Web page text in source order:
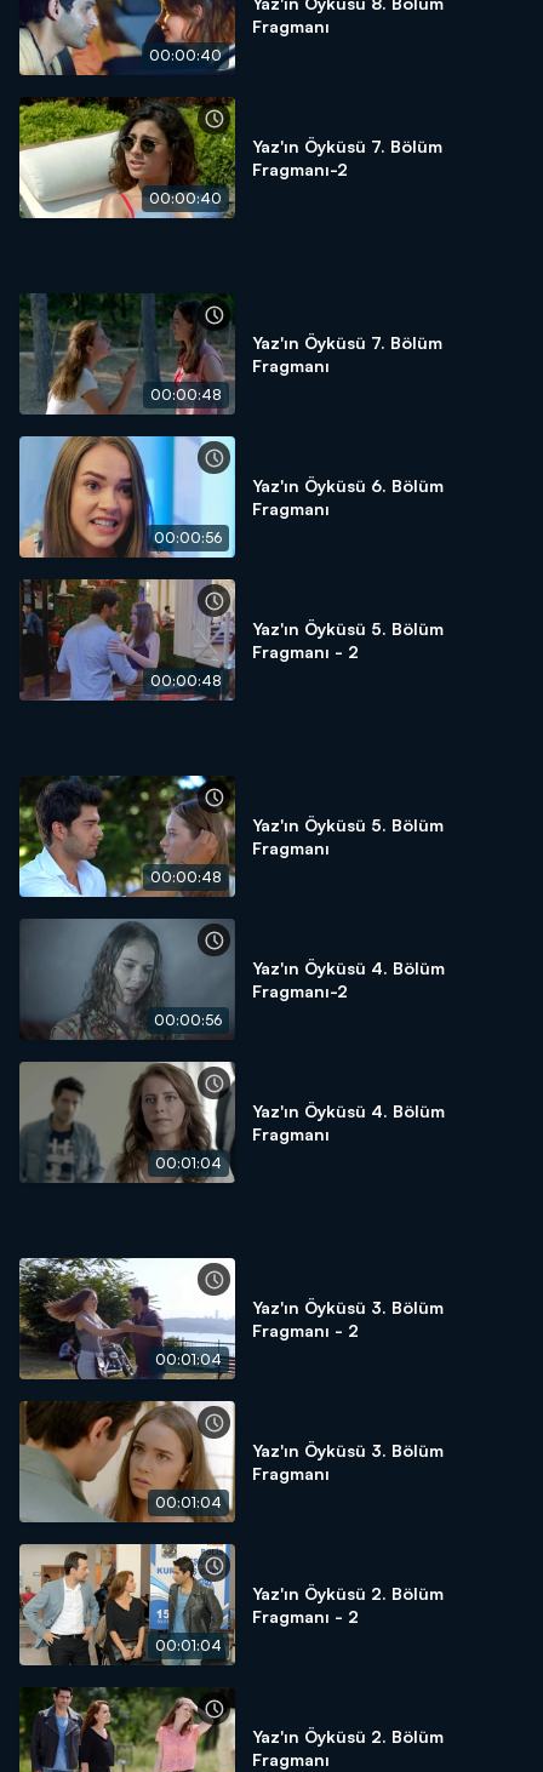
00:00:40
Fragmanı
00:00:40
Yaz'ın Öyküsü 7. Bölüm
Fragmanı-2
00:00:48
Yaz'ın Öyküsü 7. Bölüm
Fragmanı
00:00:56
Yaz'ın Öyküsü 6. Bölüm
Fragmanı
00:00:48
Yaz'ın Öyküsü 5. Bölüm
Fragmanı - 2
00:00:48
Yaz'ın Öyküsü 5. Bölüm
Fragmanı
00:00:56
Yaz'ın Öyküsü 4. Bölüm
Fragmanı-2
00:01:04
Yaz'ın Öyküsü 4. Bölüm
Fragmanı
00:01:04
Yaz'ın Öyküsü 3. Bölüm
Fragmanı - 2
00:01:04
Yaz'ın Öyküsü 3. Bölüm
Fragmanı
00:01:04
Yaz'ın Öyküsü 2. Bölüm
Fragmanı - 2
Yaz'ın Öyküsü 2. Bölüm
Fragmanı